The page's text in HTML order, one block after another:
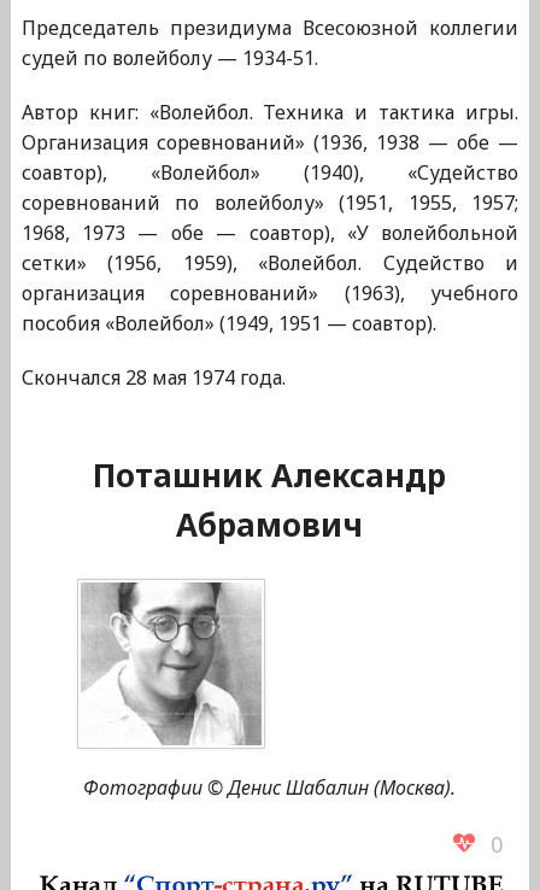
Председатель президиума Всесоюзной коллегии
судей по волейболу — 1934-51.
Автор книг: «Волейбол. Техника и тактика игры.
Организация соревнований» (1936, 1938 — обе —
соавтор), «Волейбол» (1940), «Судейство
соревнований по волейболу» (1951, 1955, 1957;
1968, 1973 — обе — соавтор), «У волейбольной
сетки» (1956, 1959), «Волейбол. Судейство и
организация соревнований» (1963), учебного
пособия «Волейбол» (1949, 1951 — соавтор).
Скончался 28 мая 1974 года.
Поташник Александр
Абрамович
Фотографии © Денис Шабалин (Москва).
0